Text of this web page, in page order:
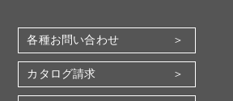
会社概要
地図・アクセス（本社）
IR情報
各種お問い合わせ
カタログ請求